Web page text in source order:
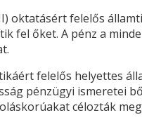
oktatásért felelős
fel őket. A pénz a
felelős helyettes
pénzügyi ismeretei
célozták